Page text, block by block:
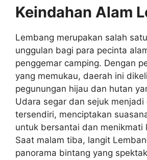
Keindahan Alam
Lembang merupakan salah
unggulan bagi para pecinta
penggemar camping. Dengan
yang memukau, daerah ini
pegunungan hijau dan hutan
Udara segar dan sejuk
tersendiri, menciptakan
untuk bersantai dan menikmati
Saat malam tiba, langit
panorama bintang yang